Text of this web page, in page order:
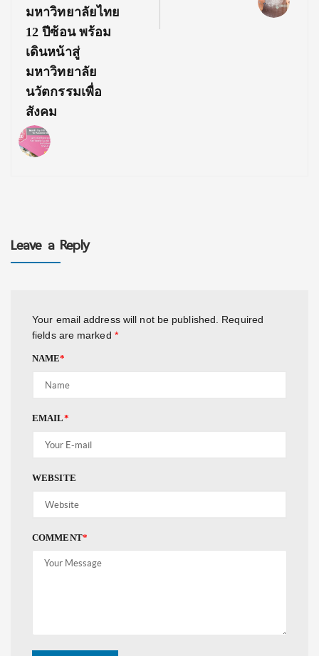
มหาวิทยาลัยไทย
12 ปีซ้อน พร้อม
เดินหน้าสู่
มหาวิทยาลัย
นวัตกรรมเพื่อ
สังคม
Leave a Reply
Your email address will not be published.
Required
fields are marked *
NAME*
EMAIL*
WEBSITE
COMMENT*